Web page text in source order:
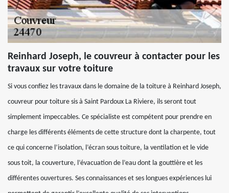
Reinhard Joseph, le couvreur à contacter pour les
travaux sur votre toiture
Si vous confiez les travaux dans le domaine de la toiture à Reinhard Joseph,
couvreur pour toiture sis à Saint Pardoux La Riviere, ils seront tout
simplement impeccables. Ce spécialiste est compétent pour prendre en
charge les différents éléments de cette structure dont la charpente, tout
ce qui concerne l’isolation, l’écran sous toiture, la ventilation et le vide
sous toit, la couverture, l’évacuation de l’eau dont la gouttière et les
différentes ouvertures. Ses connaissances et ses longues expériences lui